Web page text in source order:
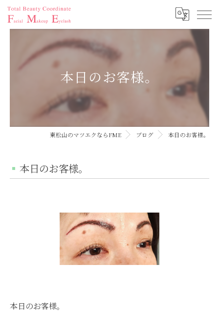
本日のお客様。
東松山のマツエクならFME ブログ 本日のお客様。
本日のお客様。
本日のお客様。